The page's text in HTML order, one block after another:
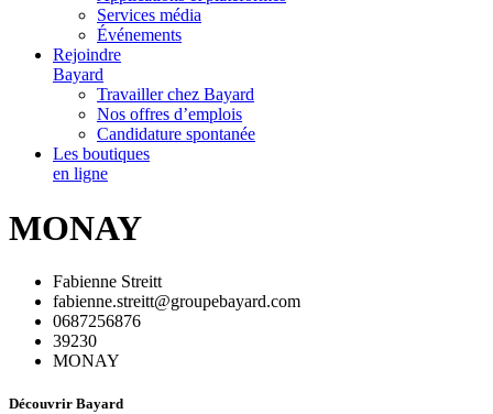
Services média
Événements
Rejoindre
Bayard
Travailler chez Bayard
Nos offres d’emplois
Candidature spontanée
Les boutiques
en ligne
MONAY
Fabienne Streitt
fabienne.streitt@groupebayard.com
0687256876
39230
MONAY
Découvrir Bayard